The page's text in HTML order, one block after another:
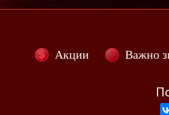
Акции Важно